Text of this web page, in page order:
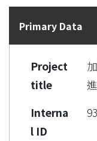
Statistics
Primary Data
Project
title
進
Interna
l ID